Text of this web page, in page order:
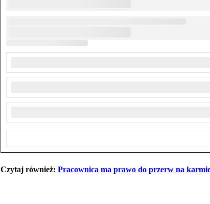
Czytaj również: Pracownica ma prawo do przerw na